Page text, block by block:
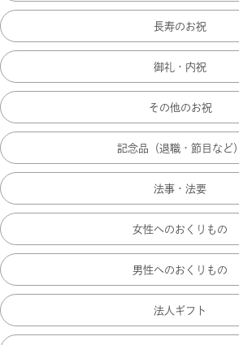
長寿のお祝
御礼・内祝
その他のお祝
記念品（退職・節目など）
法事・法要
女性へのおくりもの
男性へのおくりもの
法人ギフト